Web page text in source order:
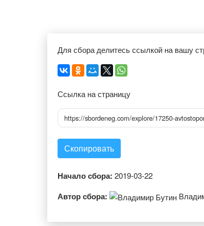
Для сбора делитесь ссылкой на вашу
Ссылка на страницу
https://sbordeneg.com/explore/17250-
Скопировать
Начало сбора: 2019-03-22
Автор сбора: